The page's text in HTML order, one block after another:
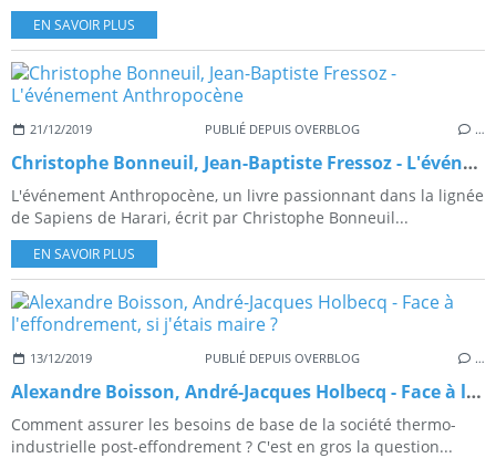
EN SAVOIR PLUS
21/12/2019 PUBLIÉ DEPUIS OVERBLOG …
Christophe Bonneuil, Jean-Baptiste Fressoz - L'événement Anthropocène
L'événement Anthropocène, un livre passionnant dans la lignée
de Sapiens de Harari, écrit par Christophe Bonneuil...
EN SAVOIR PLUS
13/12/2019 PUBLIÉ DEPUIS OVERBLOG …
Alexandre Boisson, André-Jacques Holbecq - Face à l'effondrement, si j'étais maire ?
Comment assurer les besoins de base de la société thermo-
industrielle post-effondrement ? C'est en gros la question...